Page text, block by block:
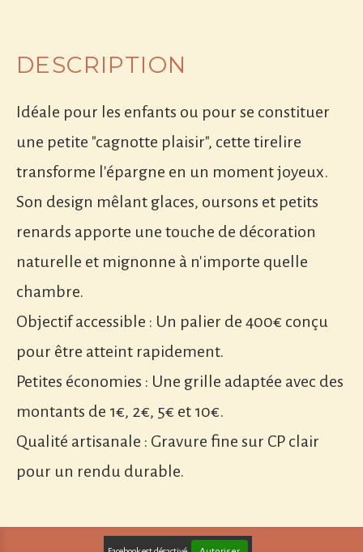
DESCRIPTION
Idéale pour les enfants ou pour se constituer
une petite "cagnotte plaisir", cette tirelire
transforme l'épargne en un moment joyeux.
Son design mêlant glaces, oursons et petits
renards apporte une touche de décoration
naturelle et mignonne à n'importe quelle
chambre.
Objectif accessible : Un palier de 400€ conçu
pour être atteint rapidement.
Petites économies : Une grille adaptée avec des
montants de 1€, 2€, 5€ et 10€.
Qualité artisanale : Gravure fine sur CP clair
pour un rendu durable.